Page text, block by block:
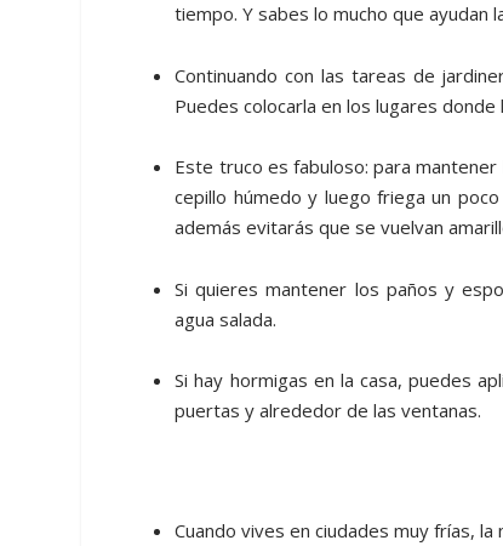
tiempo. Y sabes lo mucho que ayudan
Continuando con las tareas de
Puedes colocarla en los lugares
Este truco es fabuloso: para
cepillo húmedo y luego friega un
además evitarás que se vuelvan
Si quieres mantener los paños y
agua salada.
Si hay hormigas en la casa, puedes
puertas y alrededor de las ventanas.
Cuando vives en ciudades muy frías,